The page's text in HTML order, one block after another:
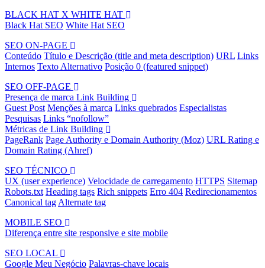
BLACK HAT X WHITE HAT
Black Hat SEO White Hat SEO
SEO ON-PAGE
Conteúdo Título e Descrição (title and meta description) URL Links
Internos Texto Alternativo Posição 0 (featured snippet)
SEO OFF-PAGE
Presença de marca Link Building
Guest Post Menções à marca Links quebrados Especialistas
Pesquisas Links “nofollow”
Métricas de Link Building
PageRank Page Authority e Domain Authority (Moz) URL Rating e
Domain Rating (Ahref)
SEO TÉCNICO
UX (user experience) Velocidade de carregamento HTTPS Sitemap
Robots.txt Heading tags Rich snippets Erro 404 Redirecionamentos
Canonical tag Alternate tag
MOBILE SEO
Diferença entre site responsive e site mobile
SEO LOCAL
Google Meu Negócio Palavras-chave locais